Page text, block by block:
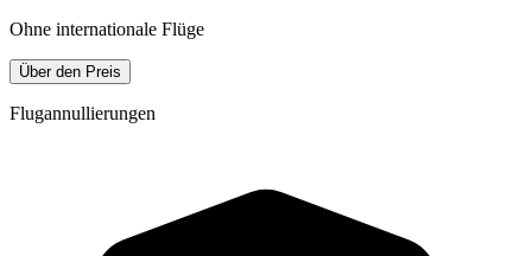
Ohne internationale Flüge
Über den Preis
Flugannullierungen